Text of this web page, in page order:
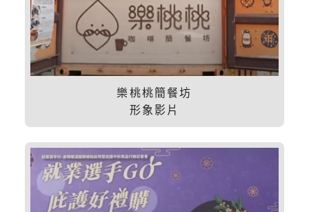
樂桃桃簡餐坊
形象影片